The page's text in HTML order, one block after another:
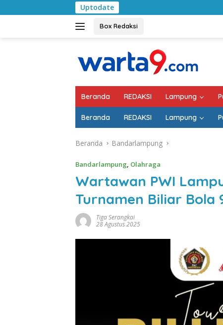
ke
Uptodate Pemkab Lampung
Box Redaksi
Beranda REDAKSI Lampung
Beranda REDAKSI Lampung
Beranda Bandarlampung
Bandarlampung, Olahraga
Wartawan PWI
Turnamen Biliar Bola
Tiga Serangkai
28 Agustus 2025